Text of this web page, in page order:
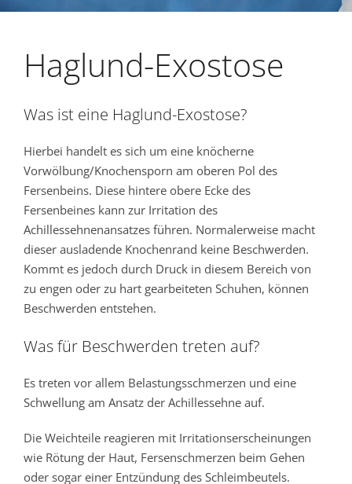
Haglund-Exostose
Was ist eine Haglund-Exostose?
Hierbei handelt es sich um eine knöcherne
Vorwölbung/Knochensporn am oberen Pol des
Fersenbeins. Diese hintere obere Ecke des
Fersenbeines kann zur Irritation des
Achillessehnenansatzes führen. Normalerweise macht
dieser ausladende Knochenrand keine Beschwerden.
Kommt es jedoch durch Druck in diesem Bereich von
zu engen oder zu hart gearbeiteten Schuhen, können
Beschwerden entstehen.
Was für Beschwerden treten auf?
Es treten vor allem Belastungsschmerzen und eine
Schwellung am Ansatz der Achillessehne auf.
Die Weichteile reagieren mit Irritationserscheinungen
wie Rötung der Haut, Fersenschmerzen beim Gehen
oder sogar einer Entzündung des Schleimbeutels.